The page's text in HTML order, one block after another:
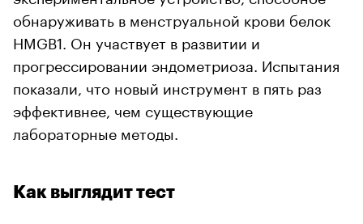
обнаруживать в менструальной крови белок
HMGB1. Он участвует в развитии и
прогрессировании эндометриоза. Испытания
показали, что новый инструмент в пять раз
эффективнее, чем существующие
лабораторные методы.
Как выглядит тест